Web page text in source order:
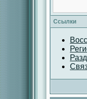
Ссылки